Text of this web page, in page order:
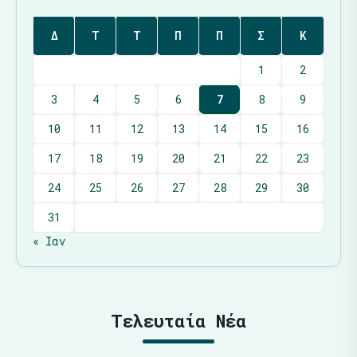
Δ Τ Τ Π Π Σ Κ
1
2
3
4 5 6 7 8
9
10
11 12 13 14 15
16
17
18 19 20 21 22
23
24
25 26 27 28 29
30
31
« Ιαν
Τελευταία Νέα